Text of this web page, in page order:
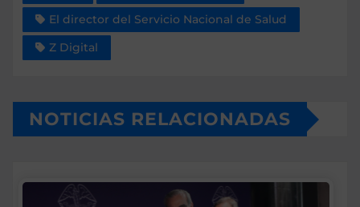
El director del Servicio Nacional de Salud
Z Digital
NOTICIAS RELACIONADAS